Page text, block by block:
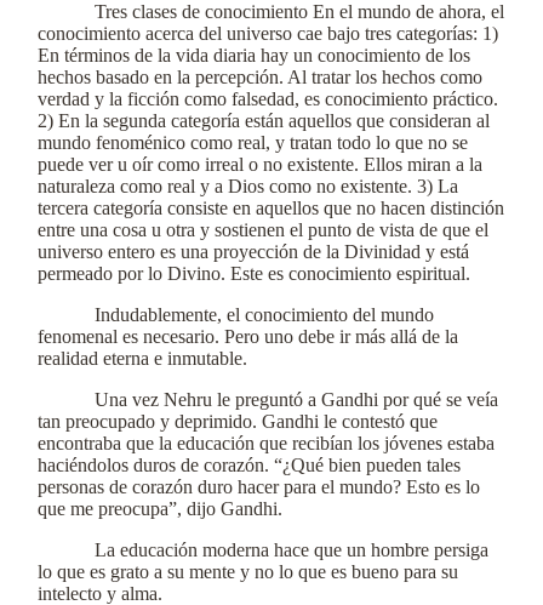
Tres clases de conocimiento En el mundo de ahora, el
conocimiento acerca del universo cae bajo tres categorías: 1)
En términos de la vida diaria hay un conocimiento de los
hechos basado en la percepción. Al tratar los hechos como
verdad y la ficción como falsedad, es conocimiento práctico.
2) En la segunda categoría están aquellos que consideran al
mundo fenoménico como real, y tratan todo lo que no se
puede ver u oír como irreal o no existente. Ellos miran a la
naturaleza como real y a Dios como no existente. 3) La
tercera categoría consiste en aquellos que no hacen distinción
entre una cosa u otra y sostienen el punto de vista de que el
universo entero es una proyección de la Divinidad y está
permeado por lo Divino. Este es conocimiento espiritual.
Indudablemente, el conocimiento del mundo
fenomenal es necesario. Pero uno debe ir más allá de la
realidad eterna e inmutable.
Una vez Nehru le preguntó a Gandhi por qué se veía
tan preocupado y deprimido. Gandhi le contestó que
encontraba que la educación que recibían los jóvenes estaba
haciéndolos duros de corazón. “¿Qué bien pueden tales
personas de corazón duro hacer para el mundo? Esto es lo
que me preocupa”, dijo Gandhi.
La educación moderna hace que un hombre persiga
lo que es grato a su mente y no lo que es bueno para su
intelecto y alma.